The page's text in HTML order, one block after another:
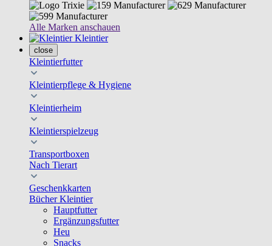
Alle Marken anschauen
Kleintier
close
Kleintierfutter
Kleintierpflege & Hygiene
Kleintierheim
Kleintierspielzeug
Transportboxen
Nach Tierart
Geschenkkarten
Bücher Kleintier
Hauptfutter
Ergänzungsfutter
Heu
Snacks